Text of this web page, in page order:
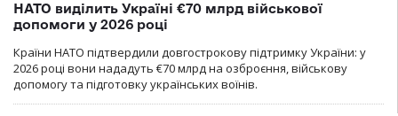
НАТО виділить Україні €70 млрд військової
допомоги у 2026 році
Країни НАТО підтвердили довгострокову підтримку України: у
2026 році вони нададуть €70 млрд на озброєння, військову
допомогу та підготовку українських воїнів.